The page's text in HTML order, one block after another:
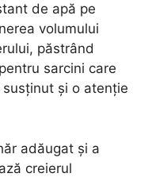
de apă pe
volumului
păstrând
sarcini care
și o atenție
adăugat și a
creierul